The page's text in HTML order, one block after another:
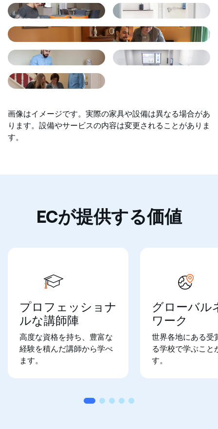
画像はイメージです。実際の家具や設備は異なる場合があ
ります。設備やサービスの内容は変更されることがありま
す。
ECが提供する価値
プロフェッショナ
ルな講師陣
高度な資格を持ち、豊富な
経験を積んだ講師から学べ
ます。
グローバル
ワーク
世界各地にある受
る学校で学ぶこと
す。